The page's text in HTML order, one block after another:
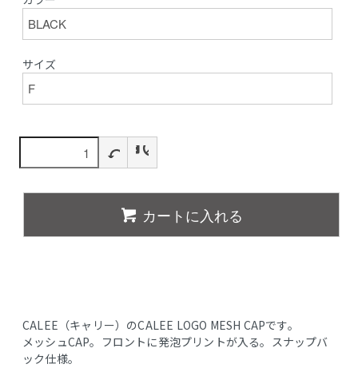
サイズ
カートに入れる
CALEE（キャリー）のCALEE LOGO MESH CAPです。
メッシュCAP。フロントに発泡プリントが入る。スナップバ
ック仕様。